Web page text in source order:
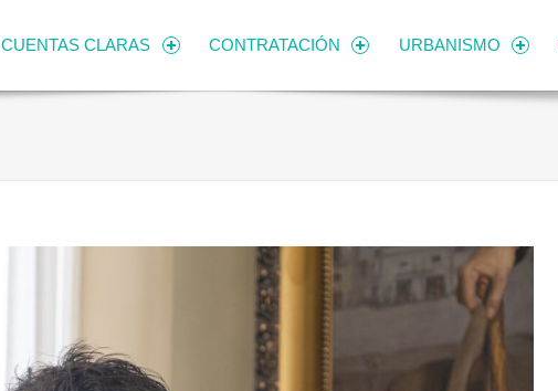
CUENTAS CLARAS CONTRATACIÓN URBANISMO